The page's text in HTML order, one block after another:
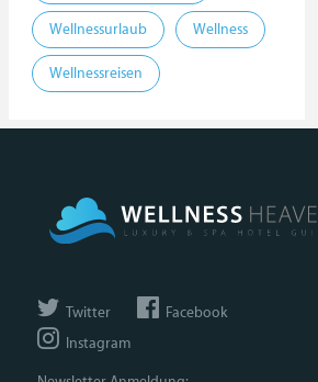
Wellnessurlaub Wellness
Wellnessreisen
Twitter
Facebook
Instagram